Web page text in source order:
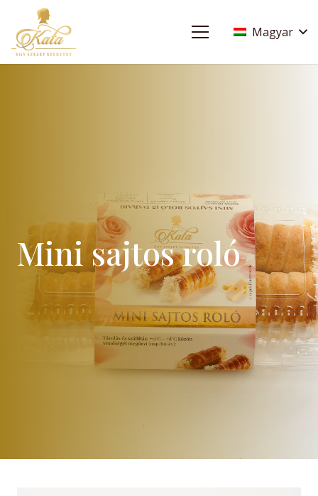
Magyar
Mini sajtos roló